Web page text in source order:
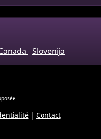
-Slovenija
| Contact